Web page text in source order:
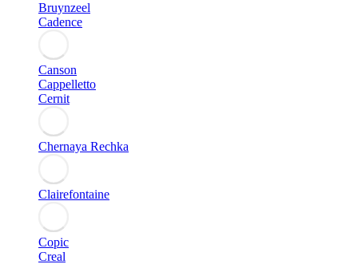
Bruynzeel
Cadence
Canson
Cappelletto
Cernit
Chernaya Rechka
Clairefontaine
Copic
Creal